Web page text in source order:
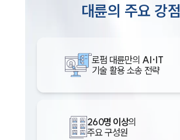
대륜의 주요 강점
로펌 대륜만의 AI·IT
기술 활용 소송 전략
260명 이상의
주요 구성원